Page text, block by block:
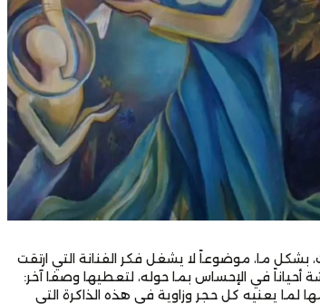
ما، موضوعاً لا يشغل فكر الفنانة التي ارتقت
أحياناً في الإحساس بما حوله، لتعطيها وصفا آخر:
لما يعنيه كل حجر وزاوية في هذه الذاكرة التي